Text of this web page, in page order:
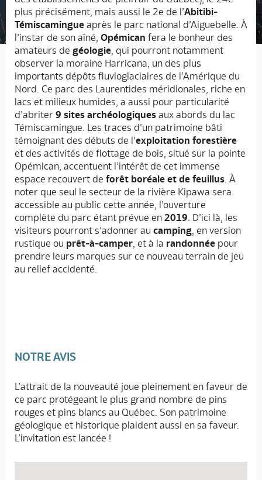
plus précisément, mais aussi le 2e de l’Abitibi-
Témiscamingue après le parc national d’Aiguebelle. À
l’instar de son aîné, Opémican fera le bonheur des
amateurs de géologie, qui pourront notamment
observer la moraine Harricana, un des plus
importants dépôts fluvioglaciaires de l’Amérique du
Nord. Ce parc des Laurentides méridionales, riche en
lacs et milieux humides, a aussi pour particularité
d’abriter 9 sites archéologiques aux abords du lac
Témiscamingue. Les traces d’un patrimoine bâti
témoignant des débuts de l’exploitation forestière
et des activités de flottage de bois, situé sur la pointe
Opémican, accentuent l’intérêt de cet immense
espace recouvert de forêt boréale et de feuillus. À
noter que seul le secteur de la rivière Kipawa sera
accessible au public cette année, l’ouverture
complète du parc étant prévue en 2019. D’ici là, les
visiteurs pourront s’adonner au camping, en version
rustique ou prêt-à-camper, et à la randonnée pour
prendre leurs marques sur ce nouveau terrain de jeu
au relief accidenté.
NOTRE AVIS
L’attrait de la nouveauté joue pleinement en faveur de
ce parc protégeant le plus grand nombre de pins
rouges et pins blancs au Québec. Son patrimoine
géologique et historique plaident aussi en sa faveur.
L’invitation est lancée !